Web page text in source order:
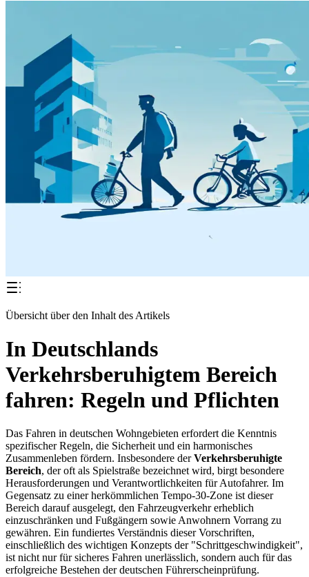
Übersicht über den Inhalt des Artikels
In Deutschlands
Verkehrsberuhigtem Bereich
fahren: Regeln und Pflichten
Das Fahren in deutschen Wohngebieten erfordert die Kenntnis
spezifischer Regeln, die Sicherheit und ein harmonisches
Zusammenleben fördern. Insbesondere derVerkehrsberuhigte
Bereich, der oft als Spielstraße bezeichnet wird, birgt besondere
Herausforderungen und Verantwortlichkeiten für Autofahrer. Im
Gegensatz zu einer herkömmlichen Tempo-30-Zone ist dieser
Bereich darauf ausgelegt, den Fahrzeugverkehr erheblich
einzuschränken und Fußgängern sowie Anwohnern Vorrang zu
gewähren. Ein fundiertes Verständnis dieser Vorschriften,
einschließlich des wichtigen Konzepts der "Schrittgeschwindigkeit",
ist nicht nur für sicheres Fahren unerlässlich, sondern auch für das
erfolgreiche Bestehen der deutschen Führerscheinprüfung.